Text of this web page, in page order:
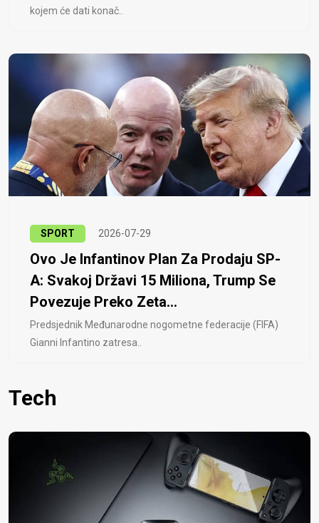
kojem će dati konač..
SPORT 2026-07-29
Ovo Je Infantinov Plan Za Prodaju SP-
A: Svakoj Državi 15 Miliona, Trump Se
Povezuje Preko Zeta...
Predsjednik Međunarodne nogometne federacije (FIFA)
Gianni Infantino zatresa..
Tech